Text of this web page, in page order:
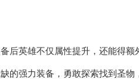
后英雄不仅属性提升，还能得
的强力装备，勇敢探索找到圣